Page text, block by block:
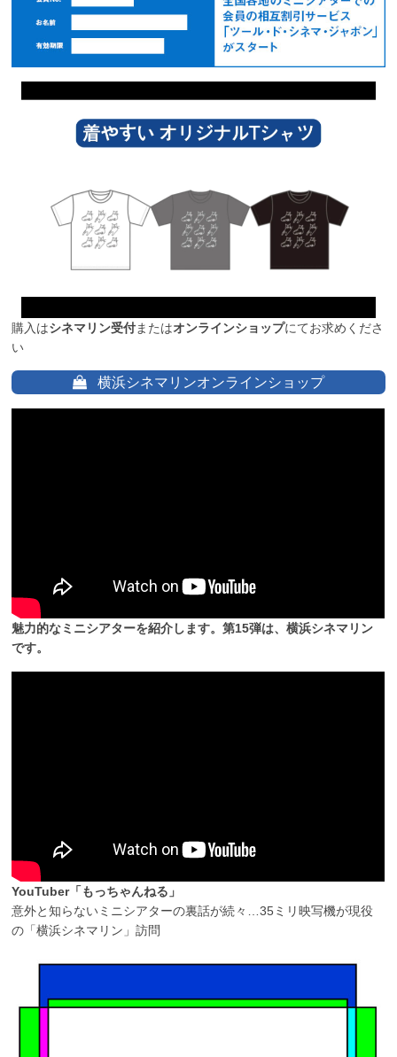
購入はシネマリン受付またはオンラインショップにてお求めくださ
い
横浜シネマリンオンラインショップ
魅力的なミニシアターを紹介します。第15弾は、横浜シネマリン
です。
YouTuber「もっちゃんねる」
意外と知らないミニシアターの裏話が続々…35ミリ映写機が現役
の「横浜シネマリン」訪問